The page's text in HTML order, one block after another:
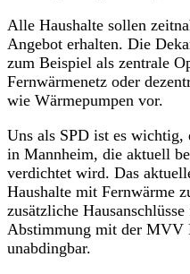
Alle Haushalte sollen
Angebot erhalten. Die
zum Beispiel als zentrale
Fernwärmenetz oder
wie Wärmepumpen vor.
Uns als SPD ist es wichtig,
in Mannheim, die aktuell
verdichtet wird. Das
Haushalte mit Fernwärme
zusätzliche
Abstimmung mit der MVV
unabdingbar.